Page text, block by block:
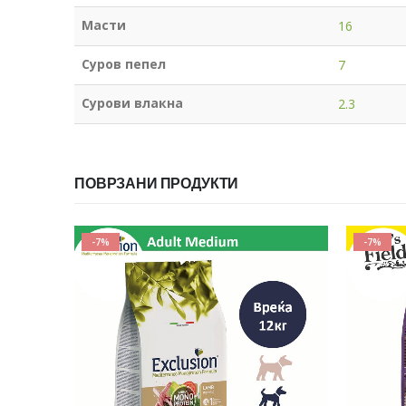
Масти 16
Суров пепел 7
Сурови влакна 2.3
ПОВРЗАНИ ПРОДУКТИ
-7% -7%